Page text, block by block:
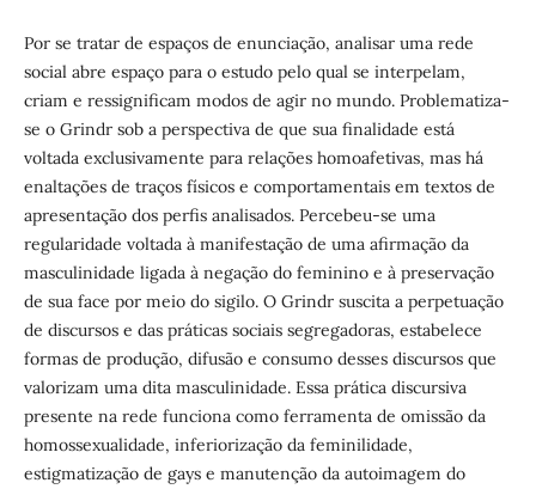
Por se tratar de espaços de enunciação, analisar uma rede
social abre espaço para o estudo pelo qual se interpelam,
criam e ressignificam modos de agir no mundo. Problematiza-
se o Grindr sob a perspectiva de que sua finalidade está
voltada exclusivamente para relações homoafetivas, mas há
enaltações de traços físicos e comportamentais em textos de
apresentação dos perfis analisados. Percebeu-se uma
regularidade voltada à manifestação de uma afirmação da
masculinidade ligada à negação do feminino e à preservação
de sua face por meio do sigilo. O Grindr suscita a perpetuação
de discursos e das práticas sociais segregadoras, estabelece
formas de produção, difusão e consumo desses discursos que
valorizam uma dita masculinidade. Essa prática discursiva
presente na rede funciona como ferramenta de omissão da
homossexualidade, inferiorização da feminilidade,
estigmatização de gays e manutenção da autoimagem do